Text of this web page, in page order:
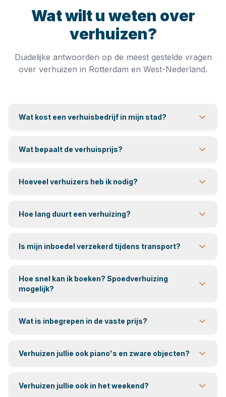
Wat wilt u weten over
verhuizen?
Duidelijke antwoorden op de meest gestelde vragen
over verhuizen in Rotterdam en West-Nederland.
Wat kost een verhuisbedrijf in mijn stad?
Wat bepaalt de verhuisprijs?
Hoeveel verhuizers heb ik nodig?
Hoe lang duurt een verhuizing?
Is mijn inboedel verzekerd tijdens transport?
Hoe snel kan ik boeken? Spoedverhuizing
mogelijk?
Wat is inbegrepen in de vaste prijs?
Verhuizen jullie ook piano's en zware objecten?
Verhuizen jullie ook in het weekend?